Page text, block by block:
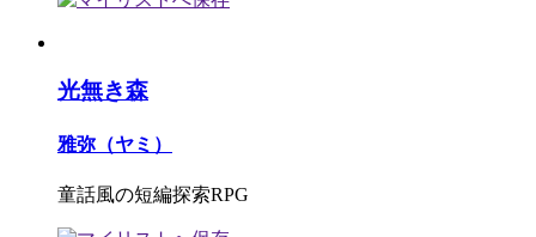
光無き森
雅弥（ヤミ）
童話風の短編探索RPG